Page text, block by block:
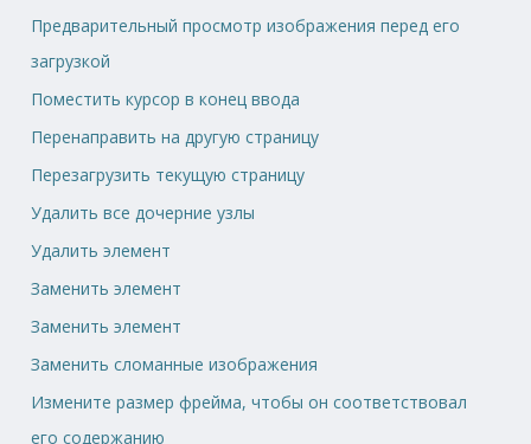
Предварительный просмотр изображения перед его
загрузкой
Поместить курсор в конец ввода
Перенаправить на другую страницу
Перезагрузить текущую страницу
Удалить все дочерние узлы
Удалить элемент
Заменить элемент
Заменить элемент
Заменить сломанные изображения
Измените размер фрейма, чтобы он соответствовал
его содержанию